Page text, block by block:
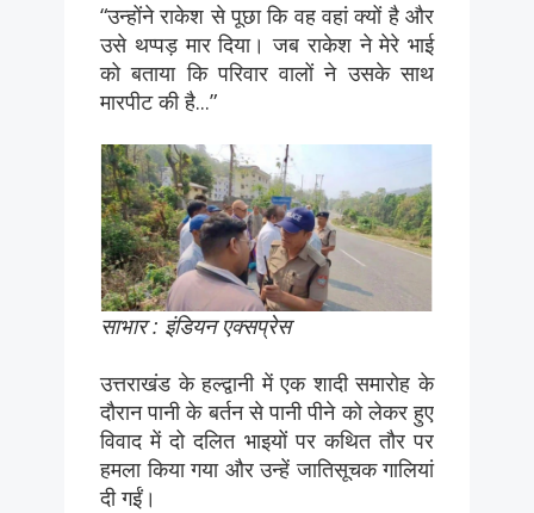
“उन्होंने राकेश से पूछा कि वह वहां क्यों है और
उसे थप्पड़ मार दिया। जब राकेश ने मेरे भाई
को बताया कि परिवार वालों ने उसके साथ
मारपीट की है...”
साभार : इंडियन एक्सप्रेस
उत्तराखंड के हल्द्वानी में एक शादी समारोह के
दौरान पानी के बर्तन से पानी पीने को लेकर हुए
विवाद में दो दलित भाइयों पर कथित तौर पर
हमला किया गया और उन्हें जातिसूचक गालियां
दी गईं।